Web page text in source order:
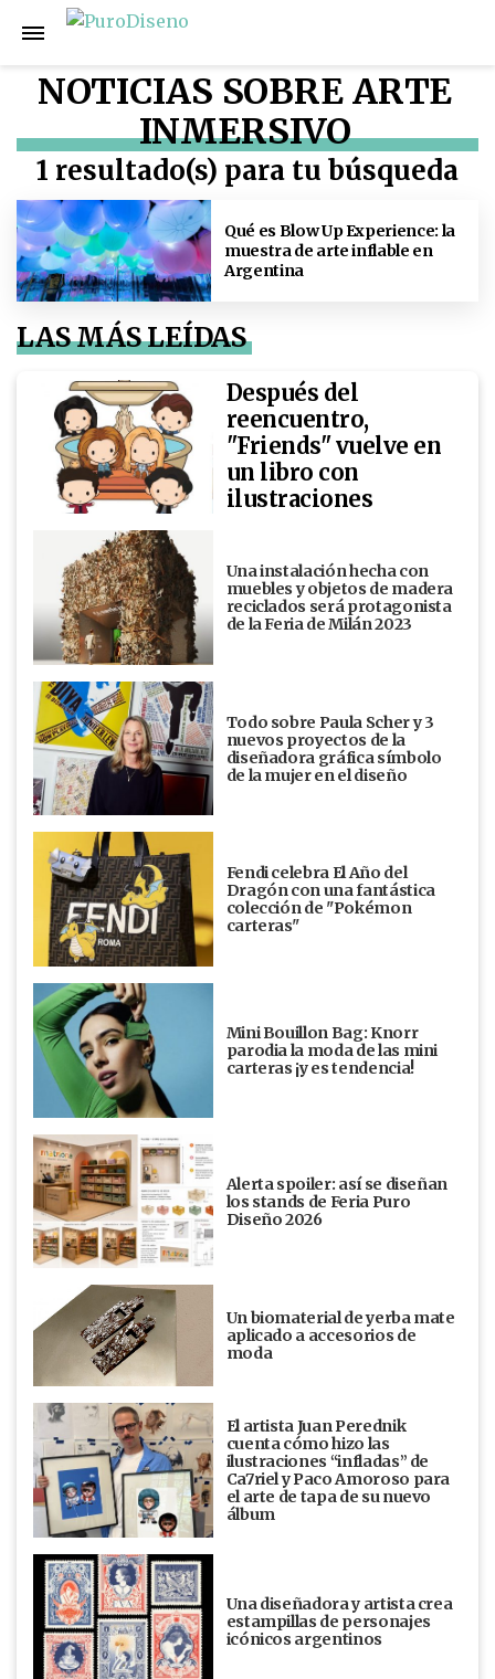
NOTICIAS SOBRE ARTE
INMERSIVO
1 resultado(s) para tu búsqueda
Qué es Blow Up Experience: la
muestra de arte inflable en
Argentina
LAS MÁS LEÍDAS
Después del
reencuentro,
"Friends" vuelve en
un libro con
ilustraciones
Una instalación hecha con
muebles y objetos de madera
reciclados será protagonista
de la Feria de Milán 2023
Todo sobre Paula Scher y 3
nuevos proyectos de la
diseñadora gráfica símbolo
de la mujer en el diseño
Fendi celebra El Año del
Dragón con una fantástica
colección de "Pokémon
carteras"
Mini Bouillon Bag: Knorr
parodia la moda de las mini
carteras ¡y es tendencia!
Alerta spoiler: así se diseñan
los stands de Feria Puro
Diseño 2026
Un biomaterial de yerba mate
aplicado a accesorios de
moda
El artista Juan Perednik
cuenta cómo hizo las
ilustraciones “infladas” de
Ca7riel y Paco Amoroso para
el arte de tapa de su nuevo
álbum
Una diseñadora y artista crea
estampillas de personajes
icónicos argentinos